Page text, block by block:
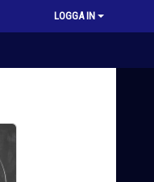
LOGGA IN